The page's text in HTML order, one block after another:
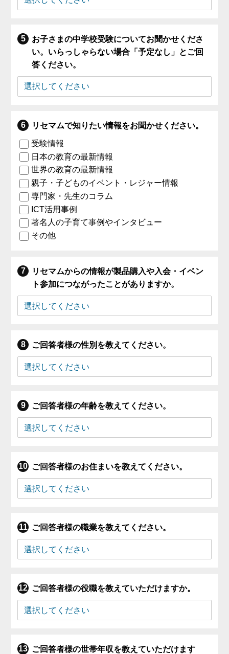
お子さまの中学校受験についてお聞かせくださ
い。いらっしゃらない場合「予定なし」とご回
答ください。
リセマムで知りたい情報をお聞かせください。
受験情報
日本の教育の最新情報
世界の教育の最新情報
親子・子どものイベント・レジャー情報
専門家・先生のコラム
ICT活用事例
著名人の子育て事例やインタビュー
その他
リセマムからの情報が製品購入や入会・イベン
ト参加につながったことがありますか。
ご回答者様の性別を教えてください。
ご回答者様の年齢を教えてください。
ご回答者様のお住まいを教えてください。
ご回答者様の職業を教えてください。
ご回答者様の役職を教えていただけますか。
ご回答者様の世帯年収を教えていただけます